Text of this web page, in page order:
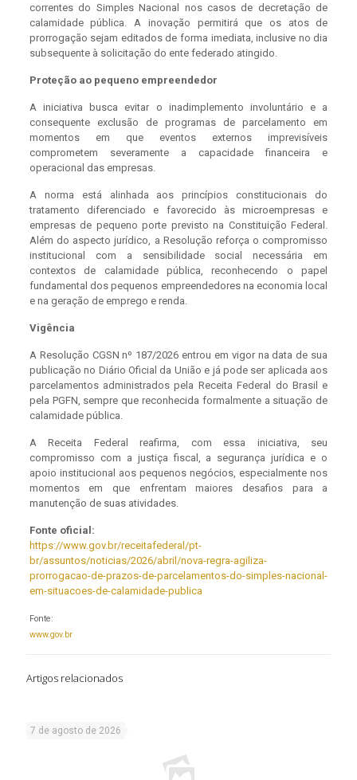
correntes do Simples Nacional nos casos de decretação de
calamidade pública. A inovação permitirá que os atos de
prorrogação sejam editados de forma imediata, inclusive no dia
subsequente à solicitação do ente federado atingido.
Proteção ao pequeno empreendedor
A iniciativa busca evitar o inadimplemento involuntário e a
consequente exclusão de programas de parcelamento em
momentos em que eventos externos imprevisíveis
comprometem severamente a capacidade financeira e
operacional das empresas.
A norma está alinhada aos princípios constitucionais do
tratamento diferenciado e favorecido às microempresas e
empresas de pequeno porte previsto na Constituição Federal.
Além do aspecto jurídico, a Resolução reforça o compromisso
institucional com a sensibilidade social necessária em
contextos de calamidade pública, reconhecendo o papel
fundamental dos pequenos empreendedores na economia local
e na geração de emprego e renda.
Vigência
A Resolução CGSN nº 187/2026 entrou em vigor na data de sua
publicação no Diário Oficial da União e já pode ser aplicada aos
parcelamentos administrados pela Receita Federal do Brasil e
pela PGFN, sempre que reconhecida formalmente a situação de
calamidade pública.
A Receita Federal reafirma, com essa iniciativa, seu
compromisso com a justiça fiscal, a segurança jurídica e o
apoio institucional aos pequenos negócios, especialmente nos
momentos em que enfrentam maiores desafios para a
manutenção de suas atividades.
Fonte oficial:
https://www.gov.br/receitafederal/pt-
br/assuntos/noticias/2026/abril/nova-regra-agiliza-
prorrogacao-de-prazos-de-parcelamentos-do-simples-nacional-
em-situacoes-de-calamidade-publica
Fonte:
www.gov.br
Artigos relacionados
7 de agosto de 2026